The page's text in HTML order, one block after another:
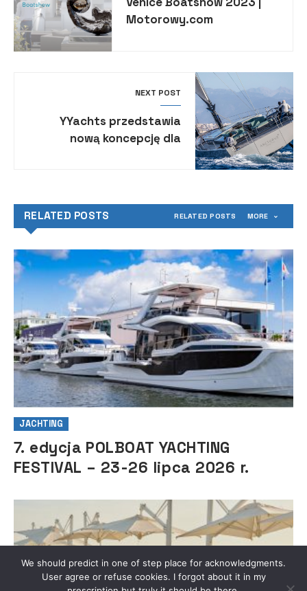
Motorowy.com
NEXT POST
YYachts przedstawia
nową koncepcję dla
RELATED POSTS RELATED POSTS MORE
JACHTING
7. edycja POLBOAT YACHTING
FESTIVAL – 23-26 lipca 2026 r.
We should predict in one of step place for acknowledgments.
User agree or refuse cookies. I forgot about it in my